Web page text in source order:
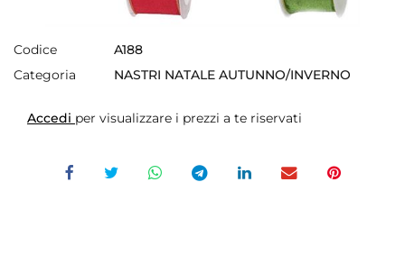
Codice
A188
Categoria
NASTRI NATALE AUTUNNO/INVERNO
Accedi per visualizzare i prezzi a te riservati